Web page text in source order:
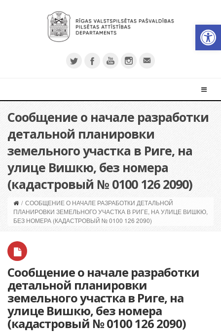
Сообщение о начале разработки
детальной планировки
земельного участка в Риге, на
улице Вишкю, без номера
(кадастровый № 0100 126 2090)
/ СООБЩЕНИЕ О НАЧАЛЕ РАЗРАБОТКИ ДЕТАЛЬНОЙ
ПЛАНИРОВКИ ЗЕМЕЛЬНОГО УЧАСТКА В РИГЕ, НА УЛИЦЕ ВИШКЮ,
БЕЗ НОМЕРА (КАДАСТРОВЫЙ № 0100 126 2090)
Сообщение о начале разработки
детальной планировки
земельного участка в Риге, на
улице Вишкю, без номера
(кадастровый № 0100 126 2090)